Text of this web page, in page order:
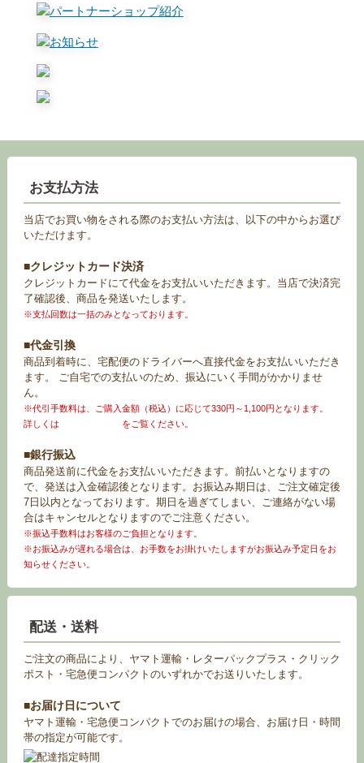
お支払方法
当店でお買い物をされる際のお支払い方法は、以下の中からお選び
いただけます。
■クレジットカード決済
クレジットカードにて代金をお支払いいただきます。当店で決済完
了確認後、商品を発送いたします。
※支払回数は一括のみとなっております。
■代金引換
商品到着時に、宅配便のドライバーへ直接代金をお支払いいただき
ます。 ご自宅での支払いのため、振込にいく手間がかかりませ
ん。
※代引手数料は、ご購入金額（税込）に応じて330円～1,100円となります。
詳しくは
をご覧ください。
■銀行振込
商品発送前に代金をお支払いいただきます。前払いとなりますの
で、発送は入金確認後となります。お振込み期日は、ご注文確定後
7日以内となっております。期日を過ぎてしまい、ご連絡がない場
合はキャンセルとなりますのでご注意ください。
※振込手数料はお客様のご負担となります。
※お振込みが遅れる場合は、お手数をお掛けいたしますがお振込み予定日をお
知らせください。
配送・送料
ご注文の商品により、ヤマト運輸・レターパックプラス・クリック
ポスト・宅急便コンパクトのいずれかでお送りいたします。
■お届け日について
ヤマト運輸・宅急便コンパクトでのお届けの場合、お届け日・時間
帯の指定が可能です。